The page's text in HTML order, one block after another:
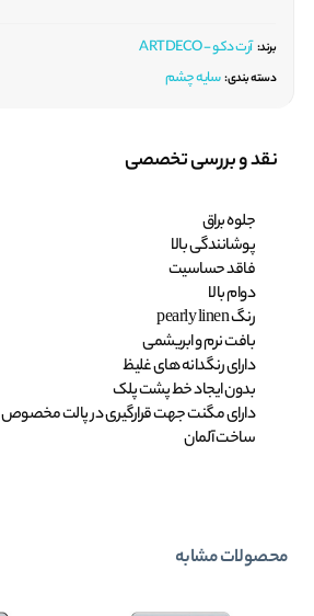
برند: آرت دکو - ARTDECO
دسته بندی: سایه چشم
نقد و بررسی تخصصی
جلوه براق
پوشانندگی بالا
فاقد حساسیت
دوام بالا
رنگ pearly linen
بافت نرم و ابریشمی
دارای رنگدانه های غلیظ
بدون ایجاد خط پشت پلک
دارای مگنت جهت قرارگیری در پالت مخصوص
ساخت آلمان
محصولات مشابه